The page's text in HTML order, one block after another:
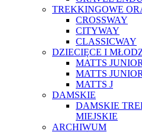
TREKKINGOWE
CROSSWAY
CITYWAY
CLASSICWAY
DZIECIĘCE I
MATTS
MATTS
MATTS J
DAMSKIE
DAMSKIE
MIEJSKIE
ARCHIWUM